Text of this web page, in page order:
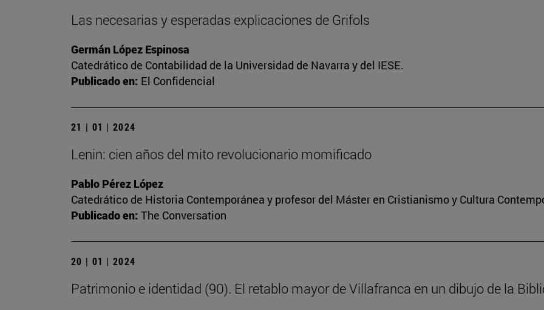
Las necesarias y esperadas explicaciones de Grifols
Germán López Espinosa
Catedrático de Contabilidad de la Universidad de Navarra y del IESE.
Publicado en: El Confidencial
21 | 01 | 2024
Lenin: cien años del mito revolucionario momificado
Pablo Pérez López
Catedrático de Historia Contemporánea y profesor del Máster en Cristianismo y Cultura
Publicado en: The Conversation
20 | 01 | 2024
Patrimonio e identidad (90). El retablo mayor de Villafranca en un dibujo de la